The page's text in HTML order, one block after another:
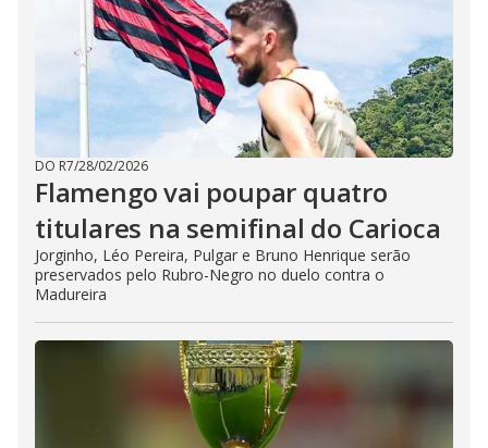
DO R7/28/02/2026
Flamengo vai poupar quatro
titulares na semifinal do Carioca
Jorginho, Léo Pereira, Pulgar e Bruno Henrique serão
preservados pelo Rubro-Negro no duelo contra o
Madureira